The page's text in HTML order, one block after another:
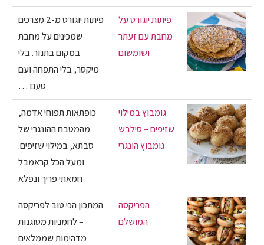
פיתות יוגורט על
מחבת עם זעתר
ושומשום
פיתות יוגורט מ-2 מצרכים
שמכינים על מחבת
במקום בתנור. בלי
מיקסר, בלי התפחה ועם
טעם …
גומבוץ במילוי
שזיפים – סילבש
גומבוץ הונגרי
כופתאות תפוחי אדמה,
מהמטבח ההונגרי של
סבתא, במילוי שזיפים.
ומעל הכל קראמבל
חמאתי פריך ונפלא
הפריקסה
המושלם
המתכון הכי טוב לפריקסה
– לחמניות מטוגנות
מדהימות שממלאים